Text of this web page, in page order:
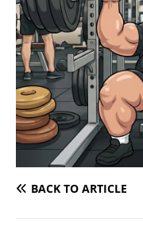
BACK TO ARTICLE